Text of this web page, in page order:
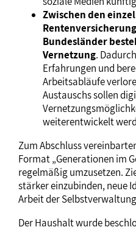
Zwischen den
Bundesländer
Vernetzung.
Erfahrungen und
Arbeitsabläufe
Austauschs sollen
weiterentwickelt
Zum Abschluss
Format „Generationen im
regelmäßig umzusetzen.
stärker einzubinden, neue
Arbeit der
Der Haushalt wurde